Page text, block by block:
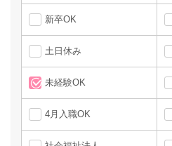
新卒OK
土日休み
未経験OK
4月入職OK